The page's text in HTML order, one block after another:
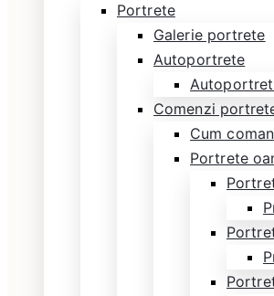
Portrete
Galerie portrete
Autoportrete
Comenzi
Cum
Portrete